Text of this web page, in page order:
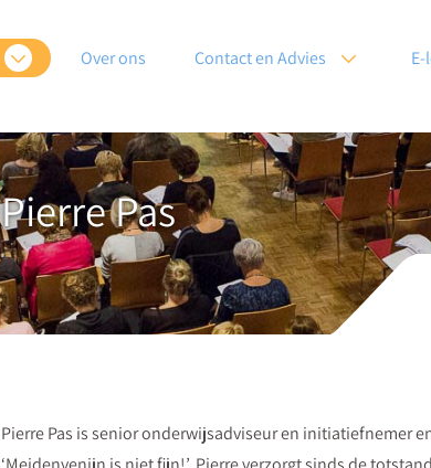
Over ons Contact en Advies
Pierre Pas
Pierre Pas is senior onderwijsadviseur en initiatiefnemer